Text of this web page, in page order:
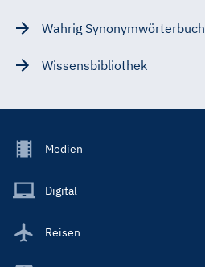
Wahrig Synonymwörterbuch
Wissensbibliothek
Footer
Main
Medien
Digital
Reisen